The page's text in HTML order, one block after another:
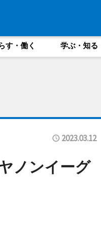
す・働く 学ぶ・知る
2023.03.12
ノンイーグ